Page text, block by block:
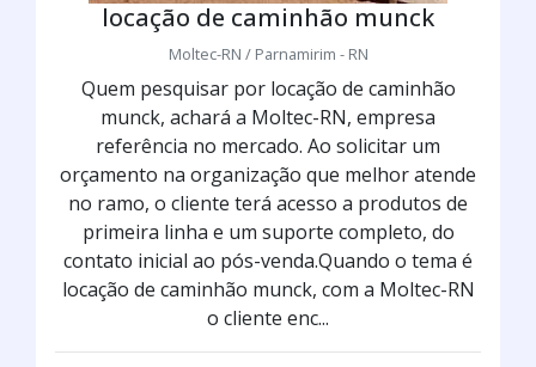
locação de caminhão munck
Moltec-RN / Parnamirim - RN
Quem pesquisar por locação de caminhão
munck, achará a Moltec-RN, empresa
referência no mercado. Ao solicitar um
orçamento na organização que melhor atende
no ramo, o cliente terá acesso a produtos de
primeira linha e um suporte completo, do
contato inicial ao pós-venda.Quando o tema é
locação de caminhão munck, com a Moltec-RN
o cliente enc...